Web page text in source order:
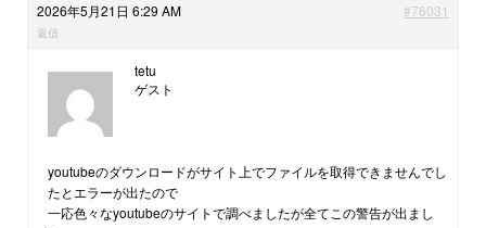
2026年5月21日 6:29 AM #76031
返信
tetu
ゲスト
youtubeのダウンロードがサイト上でファイルを取得できませんでし
たとエラーが出たので
一応色々なyoutubeのサイトで調べましたが全てこの警告が出まし